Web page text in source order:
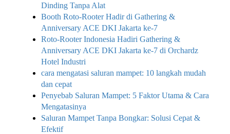
Dinding Tanpa Alat
Booth Roto-Rooter Hadir di Gathering &
Anniversary ACE DKI Jakarta ke-7
Roto-Rooter Indonesia Hadiri Gathering &
Anniversary ACE DKI Jakarta ke-7 di Orchardz
Hotel Industri
cara mengatasi saluran mampet: 10 langkah mudah
dan cepat
Penyebab Saluran Mampet: 5 Faktor Utama & Cara
Mengatasinya
Saluran Mampet Tanpa Bongkar: Solusi Cepat &
Efektif